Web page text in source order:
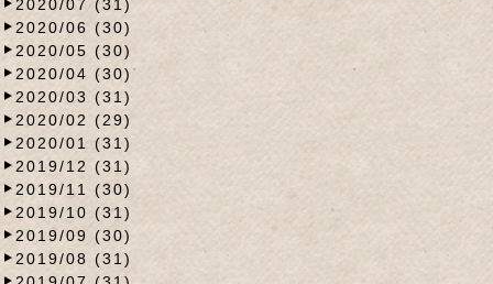
2020/07 (31)
2020/06 (30)
2020/05 (30)
2020/04 (30)
2020/03 (31)
2020/02 (29)
2020/01 (31)
2019/12 (31)
2019/11 (30)
2019/10 (31)
2019/09 (30)
2019/08 (31)